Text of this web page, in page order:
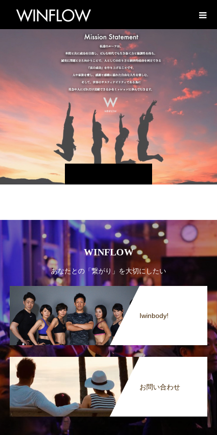
WINFLOW
あなたとの「繋がり」を大切にしたい
Iwinbody!
お問い合わせ